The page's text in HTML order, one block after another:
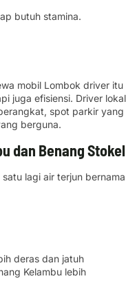
butuh stamina.
mobil Lombok driver itu
juga efisiensi. Driver lokal
spot parkir yang
berguna.
dan Benang Stokel
lagi air terjun bernama
deras dan jatuh
Kelambu lebih